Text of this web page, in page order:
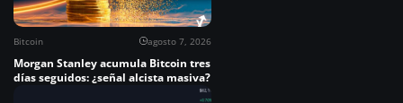
Bitcoin agosto 7, 2026
Morgan Stanley acumula Bitcoin tres
días seguidos: ¿señal alcista masiva?